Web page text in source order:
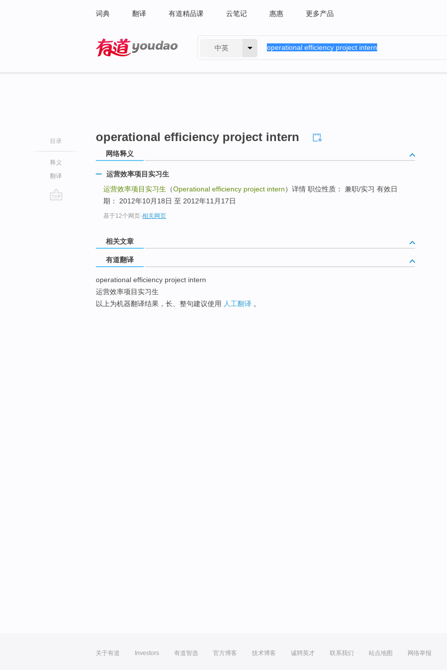
词典 翻译 有道精品课 云笔记 惠惠 更多产品
中英
目录
释义
翻译
operational efficiency project intern
网络释义
运营效率项目实习生
运营效率项目实习生 （Operational efficiency project intern）详情 职位性质： 兼职/实习 有效日
期： 2012年10月18日 至 2012年11月17日
基于12个网页-相关网页
相关文章
有道翻译
operational efficiency project intern
运营效率项目实习生
以上为机器翻译结果，长、整句建议使用 人工翻译 。
关于有道 Investors 有道智选 官方博客 技术博客 诚聘英才 联系我们 站点地图 网络举报